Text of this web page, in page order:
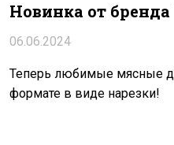
Новинка от
06.06.2024
Теперь любимые мясные
формате в виде нарезки!